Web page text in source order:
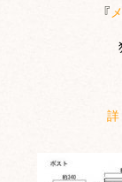
『